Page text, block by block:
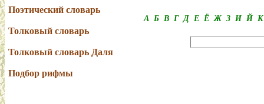
Поэтический словарь
Толковый словарь
Толковый словарь Даля
Подбор рифмы
А Б В Г Д Е Ё Ж З И Й К